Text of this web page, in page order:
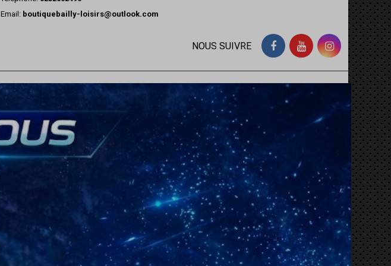
Email: boutiquebailly-loisirs@outlook.com
NOUS SUIVRE